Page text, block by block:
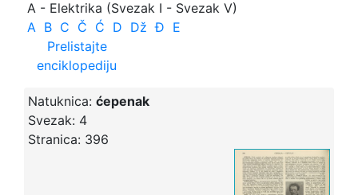
A - Elektrika (Svezak I - Svezak V)
A B C Č Ć D Dž Đ E
Prelistajte
enciklopediju
Natuknica: ćepenak
Svezak: 4
Stranica: 396